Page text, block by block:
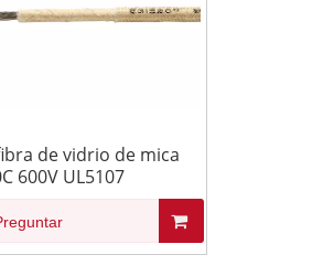
de vidrio de mica
600V UL5107